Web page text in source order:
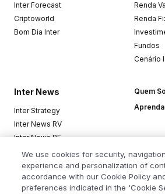
Inter Forecast
Criptoworld
Bom Dia Inter
Renda
Renda
Fundos
Cenário
Inter News
Inter Strategy
Inter News RV
Inter News RF
Top Funds
Quem
Baixe o app
We use cookies for security,
experience and personalization of
accordance with our Cookie Policy
preferences indicated in the 'Cookie